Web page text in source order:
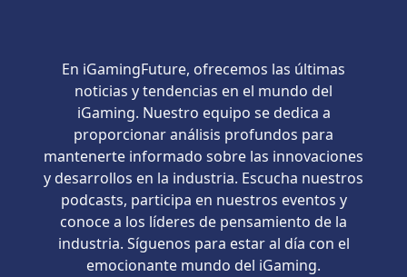
En iGamingFuture, ofrecemos las últimas
noticias y tendencias en el mundo del
iGaming. Nuestro equipo se dedica a
proporcionar análisis profundos para
mantenerte informado sobre las innovaciones
y desarrollos en la industria. Escucha nuestros
podcasts, participa en nuestros eventos y
conoce a los líderes de pensamiento de la
industria. Síguenos para estar al día con el
emocionante mundo del iGaming.